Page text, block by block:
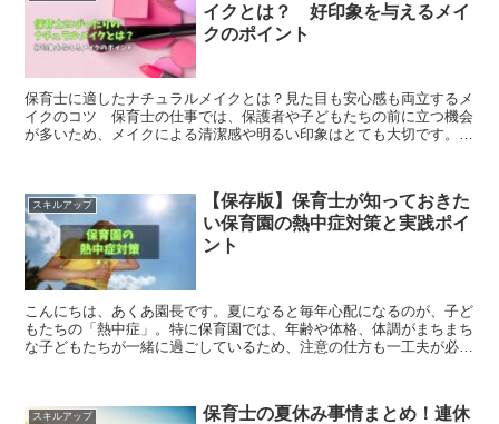
イクとは？ 好印象を与えるメイ
クのポイント
保育士に適したナチュラルメイクとは？見た目も安心感も両立するメ
イクのコツ 保育士の仕事では、保護者や子どもたちの前に立つ機会
が多いため、メイクによる清潔感や明るい印象はとても大切です。
スキルアップ
【保存版】保育士が知っておきた
い保育園の熱中症対策と実践ポイ
ント
こんにちは、あくあ園長です。夏になると毎年心配になるのが、子ど
もたちの「熱中症」。特に保育園では、年齢や体格、体調がまちまち
な子どもたちが一緒に過ごしているため、注意の仕方も一工夫が必要
スキルアップ
保育士の夏休み事情まとめ！連休